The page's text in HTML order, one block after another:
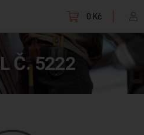
0 Kč
Č. 5222